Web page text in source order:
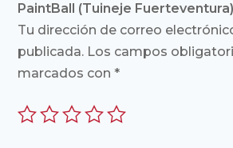
PaintBall (Tuineje
Tu dirección de correo
publicada. Los campos
marcados con*